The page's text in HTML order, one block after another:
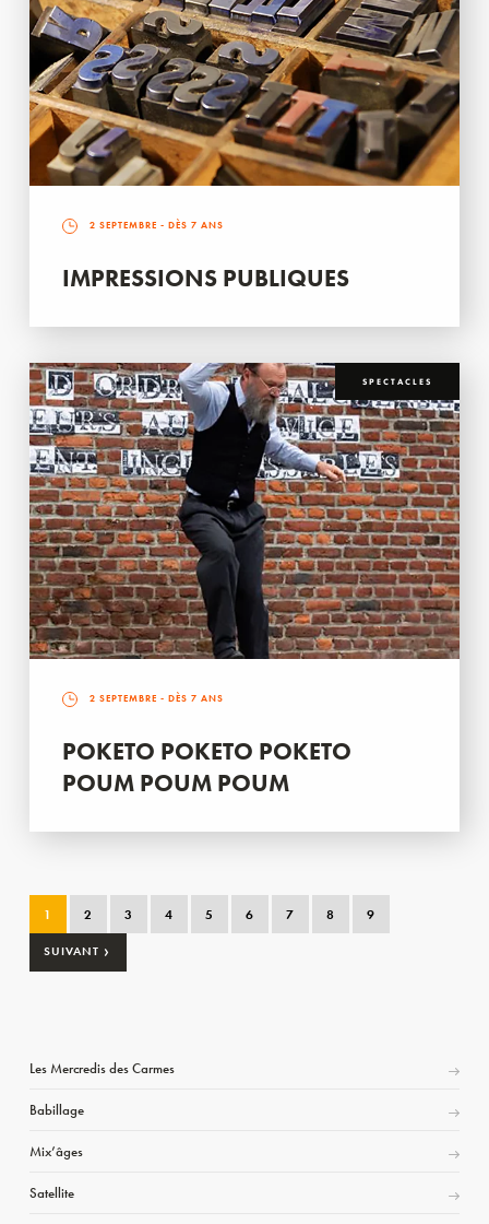
2 SEPTEMBRE - DÈS 7 ANS
IMPRESSIONS PUBLIQUES
SPECTACLES
2 SEPTEMBRE - DÈS 7 ANS
POKETO POKETO POKETO
POUM POUM POUM
1 2 3 4 5 6 7 8 9
SUIVANT ›
Les Mercredis des Carmes
Babillage
Mix’âges
Satellite